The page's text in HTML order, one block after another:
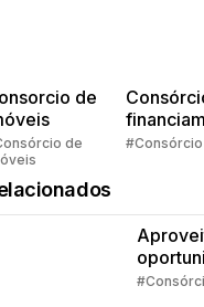
de
de
Quem
#Consórcio
da